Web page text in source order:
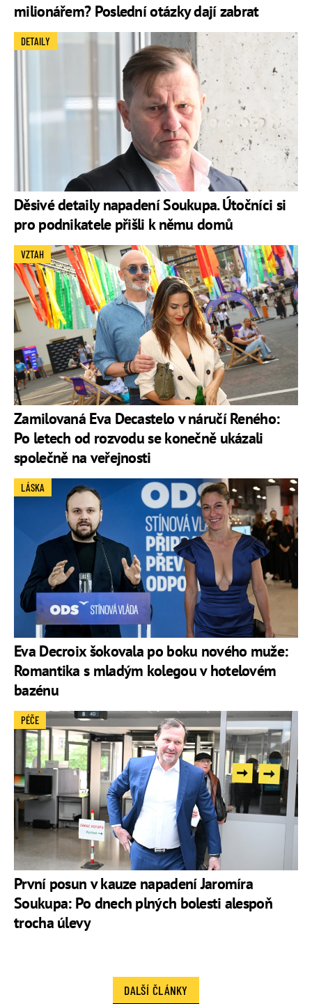
milionářem? Poslední otázky dají zabrat
Děsivé detaily napadení Soukupa. Útočníci si
pro podnikatele přišli k němu domů
DETAILY
Zamilovaná Eva Decastelo v náručí Reného:
Po letech od rozvodu se konečně ukázali
společně na veřejnosti
VZTAH
Eva Decroix šokovala po boku nového muže:
Romantika s mladým kolegou v hotelovém
bazénu
LÁSKA
První posun v kauze napadení Jaromíra
Soukupa: Po dnech plných bolesti alespoň
trocha úlevy
PÉČE
DALŠÍ ČLÁNKY